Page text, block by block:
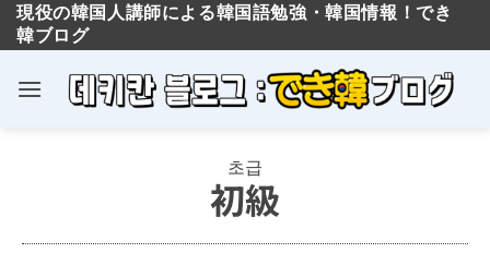
現役の韓国人講師による韓国語勉強・韓国情報！でき
韓ブログ
초급
初級